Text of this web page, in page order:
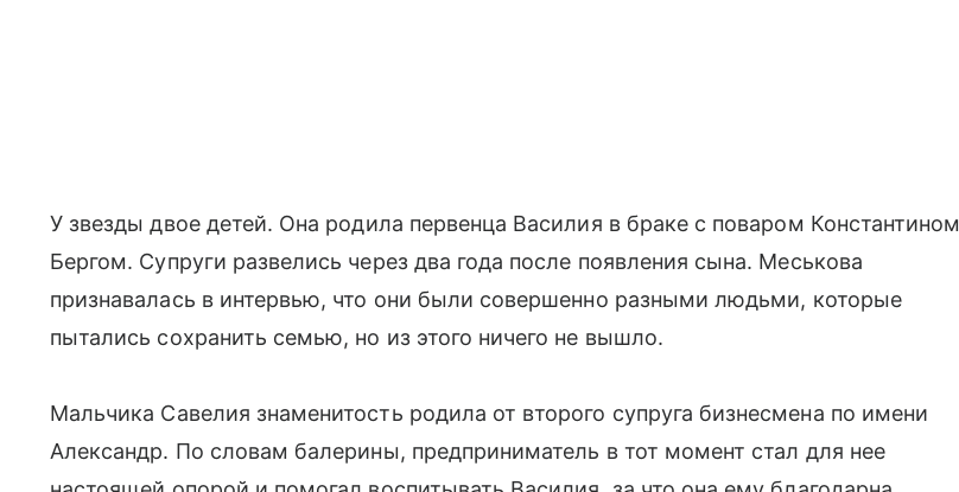
У звезды двое детей. Она родила первенца Василия в браке с поваром Константином
Бергом. Супруги развелись через два года после появления сына. Меськова
признавалась в интервью, что они были совершенно разными людьми, которые
пытались сохранить семью, но из этого ничего не вышло.
Мальчика Савелия знаменитость родила от второго супруга бизнесмена по имени
Александр. По словам балерины, предприниматель в тот момент стал для нее